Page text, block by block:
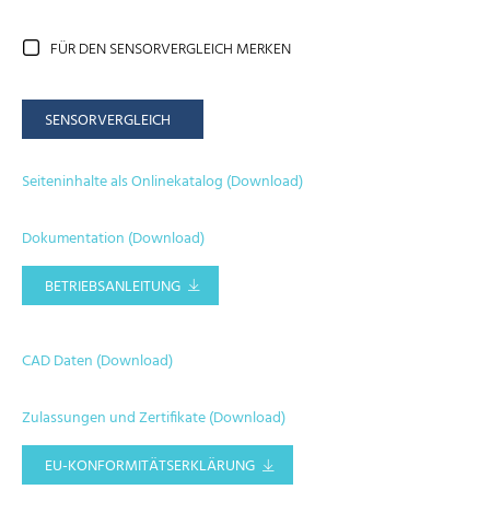
FÜR DEN SENSORVERGLEICH MERKEN
SENSORVERGLEICH
Seiteninhalte als Onlinekatalog (Download)
Dokumentation (Download)
BETRIEBSANLEITUNG
CAD Daten (Download)
Zulassungen und Zertifikate (Download)
EU-KONFORMITÄTSERKLÄRUNG